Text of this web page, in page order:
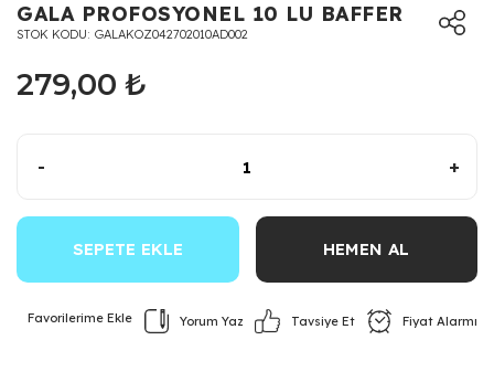
GALA PROFOSYONEL 10 LU BAFFER
STOK KODU GALAKOZ042702010AD002
279,00 ₺
- +
SEPETE EKLE HEMEN AL
Yorum Yaz Tavsiye Et Fiyat Alarmı